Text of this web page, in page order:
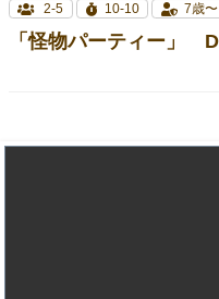
2-5 10-10 7歳〜
「怪物パーティー」